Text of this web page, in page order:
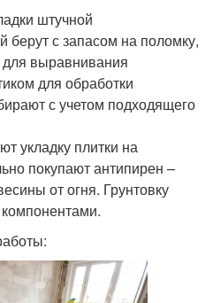
штучной
берут с запасом на поломку,
для выравнивания
для обработки
с учетом подходящего
укладку плитки на
покупают антипирен –
от огня. Грунтовку